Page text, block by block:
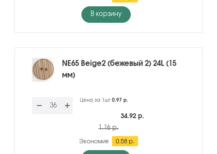
В корзину
NE65 Beige2 (бежевый 2) 24L (15
мм)
Цена за 1шт 0.97 р.
34.92 р.
1.16 р.
Экономия 0.58 р.